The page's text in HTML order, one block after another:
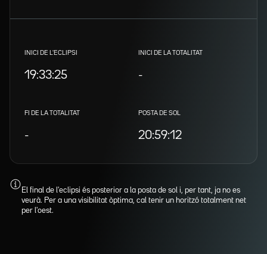
INICI DE L'ECLIPSI
19:33:25
INICI DE LA TOTALITAT
-
FI DE LA TOTALITAT
-
POSTA DE SOL
20:59:12
El final de l'eclipsi és posterior a la posta de sol i, per tant, ja no es
veurà. Per a una visibilitat òptima, cal tenir un horitzó totalment net
per l'oest.